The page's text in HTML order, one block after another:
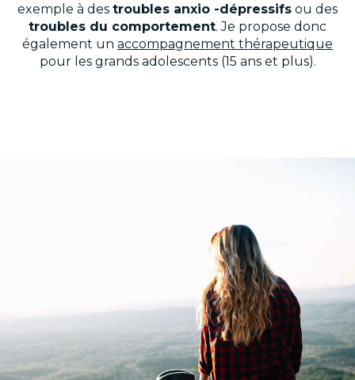
exemple à des troubles anxio -dépressifs ou des
troubles du comportement. Je propose donc
également un accompagnement thérapeutique
pour les grands adolescents (15 ans et plus).